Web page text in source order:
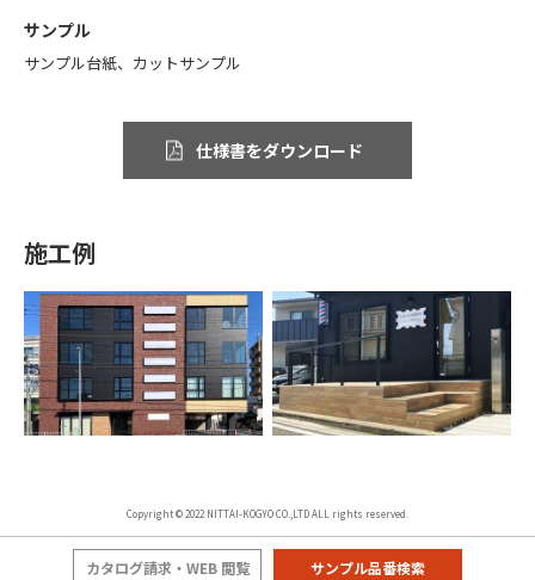
サンプル
サンプル台紙、カットサンプル
仕様書をダウンロード
施工例
Copyright © 2022 NITTAI-KOGYO CO.,LTD ALL rights reserved.
カタログ請求・WEB 閲覧 サンプル品番検索